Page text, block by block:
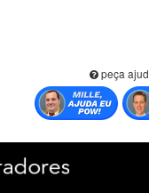
peça